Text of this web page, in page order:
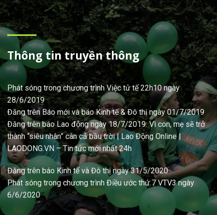
Thông tin truyền thông
Phát sóng trong chương trình Việc tử tế 22h10 ngày
28/6/2019
Đăng trên Báo mớivàbáo Kinh tế & Đô thị ngày 01/7/2019
Đăng trên báo Lao động ngày 18/7/2019: Vì con, mẹ sẽ trở
thành “siêu nhân” cân cả bầu trời | Lao Động Online |
LAODONG.VN – Tin tức mới nhất 24h
Đăng trên báo Kinh tế và Đô thị ngày 31/5/2020
Phát sóng trong chương trình Điều ước thứ 7 VTV3 ngày
6/6/2020